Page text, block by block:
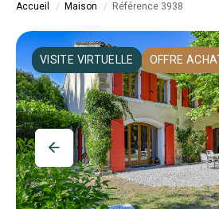
LA
AIXTY &
Nos Agences
Nos Équipes
Nos Tarifs
Nos Biens
Accueil Maison Référence 3938
VISITE VIRTUELLE OFFRE